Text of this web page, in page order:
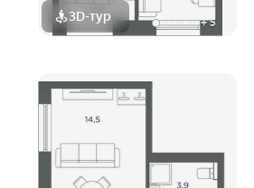
3D-тур +5